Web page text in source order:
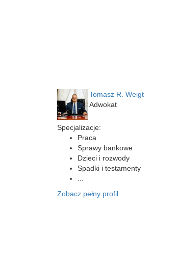
Tomasz R. Weigt
Adwokat
Specjalizacje:
Praca
Sprawy bankowe
Dzieci i rozwody
Spadki i testamenty
Zobacz pełny profil